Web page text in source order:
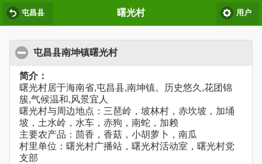
屯昌县 曙光村 用户
屯昌县南坤镇曙光村
简介：
曙光村居于海南省,屯昌县,南坤镇。历史悠久,花团锦
簇,气候温和,风景宜人
曙光村与周边地点：三琶岭，坡林村，赤坎坡，加埇
坡，土水岭，水车，赤狗，南蛇，加赖
主要农产品：茴香，香菇，小胡萝卜，南瓜
村里单位：曙光村广播站，曙光村活动室，曙光村党
支部